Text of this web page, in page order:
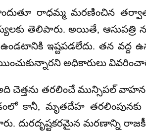
రాధమ్మ మరణించిన
తెలిపారు. అయితే, ఆసుపత్రి
ఇష్టపడలేదు. తన వద్ద
అధికారులు
చెత్తను తరలించే మున్సిపల్
కానీ, మృతదేహ
దురదృష్టకరమైన మరణాన్ని